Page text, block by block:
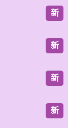
新
新
新
新